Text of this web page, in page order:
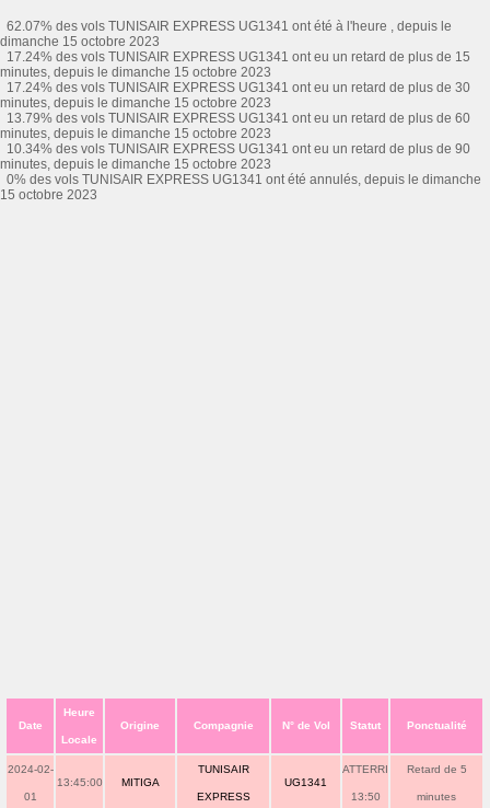
62.07% des vols TUNISAIR EXPRESS UG1341 ont été à l'heure , depuis le
dimanche 15 octobre 2023
17.24% des vols TUNISAIR EXPRESS UG1341 ont eu un retard de plus de 15
minutes, depuis le dimanche 15 octobre 2023
17.24% des vols TUNISAIR EXPRESS UG1341 ont eu un retard de plus de 30
minutes, depuis le dimanche 15 octobre 2023
13.79% des vols TUNISAIR EXPRESS UG1341 ont eu un retard de plus de 60
minutes, depuis le dimanche 15 octobre 2023
10.34% des vols TUNISAIR EXPRESS UG1341 ont eu un retard de plus de 90
minutes, depuis le dimanche 15 octobre 2023
0% des vols TUNISAIR EXPRESS UG1341 ont été annulés, depuis le dimanche
15 octobre 2023
Date
Heure
Locale
Origine Compagnie N° de Vol Statut Ponctualité
2024-02-
01
13:45:00 MITIGA
TUNISAIR
EXPRESS
UG1341
ATTERRI
13:50
Retard de 5
minutes